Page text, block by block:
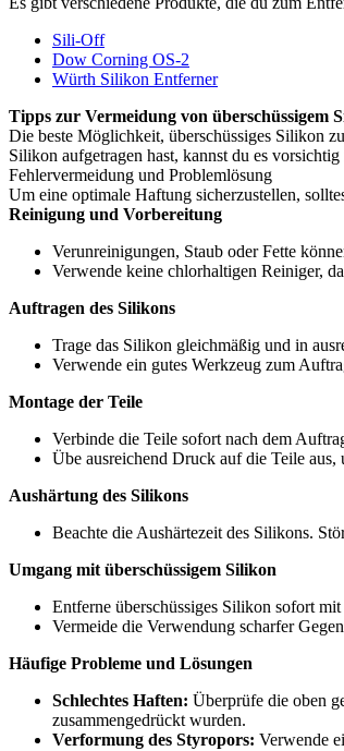
Sili-Off
Dow Corning OS-2
Würth Silikon Entferner
Tipps zur Vermeidung von überschüssigem
Die beste Möglichkeit, überschüssiges Silikon
Silikon aufgetragen hast, kannst du es
Fehlervermeidung und Problemlösung
Um eine optimale Haftung sicherzustellen,
Reinigung und Vorbereitung
Verunreinigungen, Staub oder Fette
Verwende keine chlorhaltigen Reiniger,
Auftragen des Silikons
Trage das Silikon gleichmäßig und in
Verwende ein gutes Werkzeug zum
Montage der Teile
Verbinde die Teile sofort nach dem
Übe ausreichend Druck auf die Teile
Aushärtung des Silikons
Beachte die Aushärtezeit des Silikons.
Umgang mit überschüssigem Silikon
Entferne überschüssiges Silikon sofort
Vermeide die Verwendung scharfer
Häufige Probleme und Lösungen
Schlechtes Haften: Überprüfe die oben
zusammengedrückt wurden.
Verformung des Styropors: Verwende